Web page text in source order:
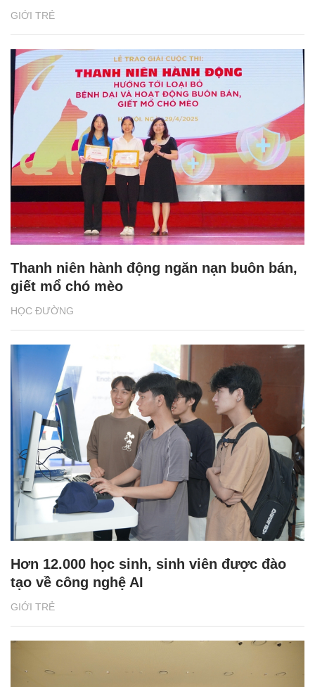
GIỚI TRẺ
HỌC ĐƯỜNG
Thanh niên hành động ngăn nạn buôn bán,
giết mổ chó mèo
GIỚI TRẺ
Hơn 12.000 học sinh, sinh viên được đào
tạo về công nghệ AI